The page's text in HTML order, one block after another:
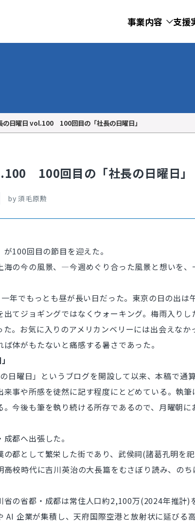
事業内容 支援
の日曜日 vol.100 100回目の「社長の日曜日」
100回目の「社長の日曜日
by 須毛原勲
100回目の節目を迎えた。
の今の風景、―今週めぐり合った風景と想いを、
年でもっとも昼が長い日だった。東京の日の出は
てジョギングではなくウォーキング。梅雨入り
。お気に入りのアメリカンベリーには出会えな
体がもたないと痛感する暑さであった。
日曜日」というブログを開設して以来、本稿で通
来事や所感を徒然に記す程度にとどめている。執
今後も筆を執り続ける所存であるので、月曜朝に
都へ出張した。
都として繁栄した街であり、武侯祠(諸葛孔明を
高校時代に吉川英治の大長篇をむさぼり読み、
の省都・成都は常住人口約2,100万(2024年推計
AI 企業が集積し、天府国際空港と放射状に延びる